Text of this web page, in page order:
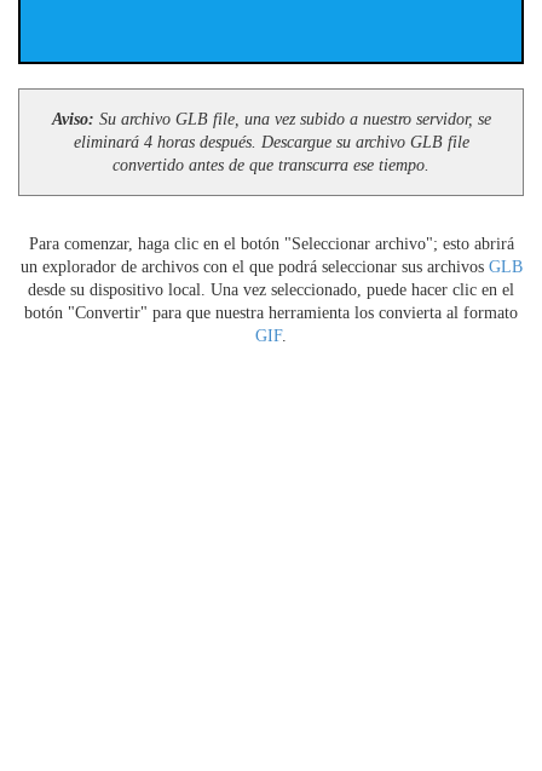
Aviso: Su archivo GLB file, una vez subido a nuestro servidor, se
eliminará 4 horas después. Descargue su archivo GLB file
convertido antes de que transcurra ese tiempo.
Para comenzar, haga clic en el botón "Seleccionar archivo"; esto abrirá
un explorador de archivos con el que podrá seleccionar sus archivos GLB
desde su dispositivo local. Una vez seleccionado, puede hacer clic en el
botón "Convertir" para que nuestra herramienta los convierta al formato
GIF.